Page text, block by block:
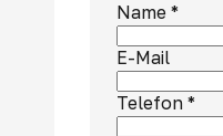
Name*
E-Mail
Telefon*